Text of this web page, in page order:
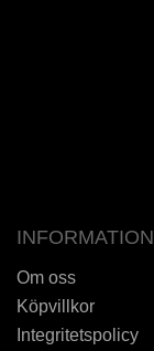
INFORMATION
Om oss
Köpvillkor
Integritetspolicy